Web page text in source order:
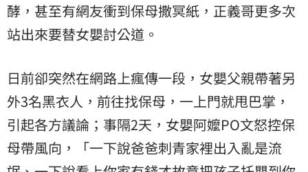
酵，甚至有網友衝到保母撒冥紙，正義哥更多次
站出來要替女嬰討公道。
日前卻突然在網路上瘋傳一段，女嬰父親帶著另
外3名黑衣人，前往找保母，一上門就甩巴掌，
引起各方議論；事隔2天，女嬰阿嬤PO文怒控保
母帶風向，「一下說爸爸刺青家裡出入亂是流